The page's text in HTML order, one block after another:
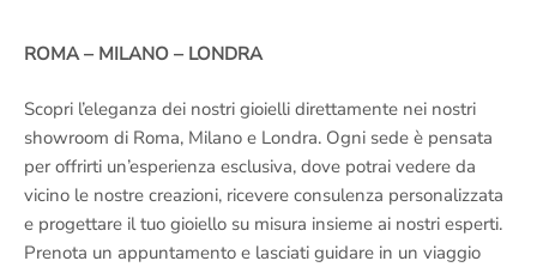
ROMA – MILANO – LONDRA
Scopri l’eleganza dei nostri gioielli direttamente nei nostri
showroom di Roma, Milano e Londra. Ogni sede è pensata
per offrirti un’esperienza esclusiva, dove potrai vedere da
vicino le nostre creazioni, ricevere consulenza personalizzata
e progettare il tuo gioiello su misura insieme ai nostri esperti.
Prenota un appuntamento e lasciati guidare in un viaggio